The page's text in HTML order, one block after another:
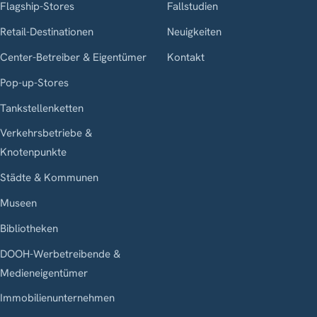
Flagship-Stores
Retail-Destinationen
Center-Betreiber & Eigentümer
Pop-up-Stores
Tankstellenketten
Verkehrsbetriebe &
Knotenpunkte
Städte & Kommunen
Museen
Bibliotheken
DOOH-Werbetreibende &
Medieneigentümer
Immobilienunternehmen
Fallstudien
Neuigkeiten
Kontakt